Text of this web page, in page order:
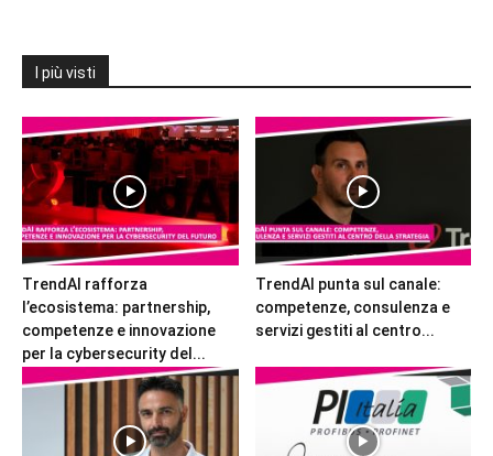
I più visti
TrendAI rafforza
l’ecosistema: partnership,
competenze e innovazione
per la cybersecurity del...
TrendAI punta sul canale:
competenze, consulenza e
servizi gestiti al centro...